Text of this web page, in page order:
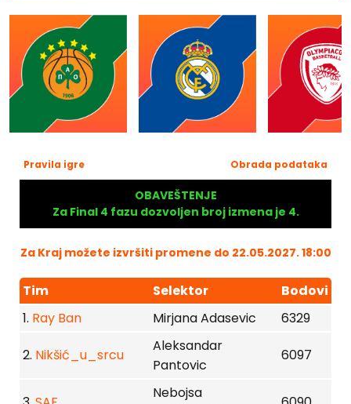
Pravila igre Obrada podataka
OBAVEŠTENJE
Za Final 4 fazu dozvoljen broj izmena je 4.
Za Kraj možete izvršiti promene do 22.05.2027. 18:00
Tim Selektor
Bodovi
1. Ray Ban Mirjana Adasevic 6329
2. Nikšić_u_srcu
Aleksandar
Pantovic
6097
Nebojsa